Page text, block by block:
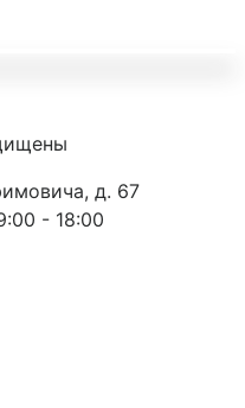
д. 67
- 18:00